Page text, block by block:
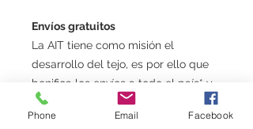
Envíos gratuitos
La AIT tiene como misión el
desarrollo del tejo, es por ello que
bonifica los envíos a todo el país* y
reinvierte en el deporte todos los
recursos generados por la venta de
Phone Email Facebook